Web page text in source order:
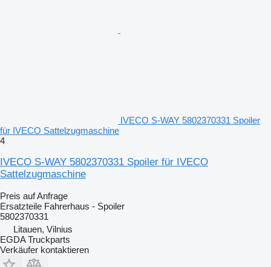
IVECO S-WAY 5802370331 Spoiler
für IVECO Sattelzugmaschine
4
IVECO S-WAY 5802370331 Spoiler für IVECO
Sattelzugmaschine
Preis auf Anfrage
Ersatzteile Fahrerhaus - Spoiler
5802370331
Litauen, Vilnius
EGDA Truckparts
Verkäufer kontaktieren